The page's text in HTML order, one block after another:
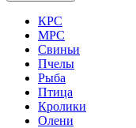
КРС
МРС
Свиньи
Пчелы
Рыба
Птица
Кролики
Олени